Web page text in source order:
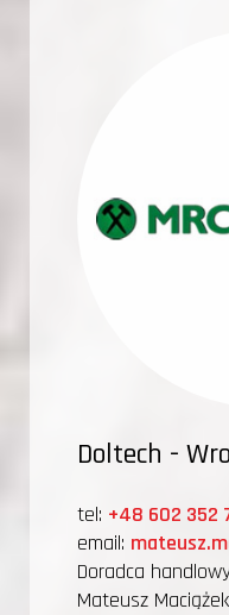
Doltech -
tel: +48 602 352
email:
Doradca
Mateusz Maciążek